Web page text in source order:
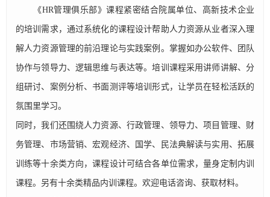
《HR管理俱乐部》课程紧密结合院属单位、高新技术企业
的培训需求，通过系统化的课程设计帮助人力资源从业者深入理
解人力资源管理的前沿理论与实践案例。掌握如办公软件、团队
协作与领导力、逻辑思维与表达等。培训课程采用讲师讲解、分
组研讨、案例分析、书面测评等培训形式，让学员在轻松活跃的
氛围里学习。
同时，我们还围绕人力资源、行政管理、领导力、项目管理、财
务管理、市场营销、宏观经济、国学、民法典解读与实用、拓展
训练等十余类方向，课程设计可结合各单位需求，量身定制内训
课程。另有十余类精品内训课程。欢迎电话咨询、获取材料。